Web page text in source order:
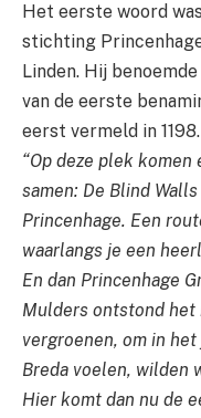
Het eerste woord
stichting
Linden. Hij
van de eerste
eerst vermeld in 1198.
“Op deze plek
samen: De Blind
Princenhage. Een
waarlangs je een
En dan Princenhage
Mulders ontstond het
vergroenen, om in
Breda voelen, wilden
Hier komt dan nu de